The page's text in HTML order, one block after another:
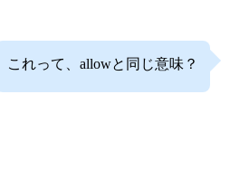
これって、allowと同じ意味？